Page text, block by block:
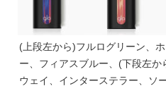
(上段左から)フルログリーン、
ー、フィアスブルー、(下段左
ウェイ、インターステラー、ソ